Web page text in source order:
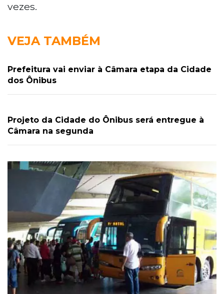
vezes.
VEJA TAMBÉM
Prefeitura vai enviar à Câmara etapa da Cidade
dos Ônibus
Projeto da Cidade do Ônibus será entregue à
Câmara na segunda